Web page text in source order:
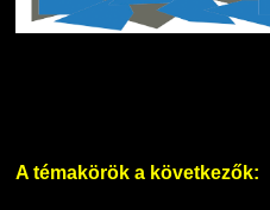
GY.I.K.
Online
A témakörök a következők: